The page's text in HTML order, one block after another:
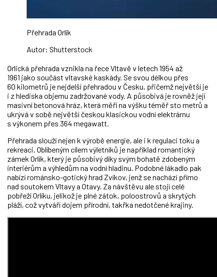
Přehrada Orlík
Autor: Shutterstock
Orlická přehrada vznikla na řece Vltavě v letech 1954 až
1961 jako součást vltavské kaskády. Se svou délkou přes
60 kilometrů je nejdelší přehradou v Česku, přičemž největší je
i z hlediska objemu zadržované vody. A působivá je rovněž její
masivní betonová hráz, která měří na výšku téměř sto metrů a
ukrývá v sobě největší českou klasickou vodní elektrárnu
s výkonem přes 364 megawatt.
Přehrada slouží nejen k výrobě energie, ale i k regulaci toku a
rekreaci. Oblíbeným cílem výletníků je například romantický
zámek Orlík, který je působivý díky svým bohatě zdobeným
interiérům a výhledům na vodní hladinu. Podobné lákadlo pak
nabízí románsko-gotický hrad Zvíkov, jenž se nachází přímo
nad soutokem Vltavy a Otavy. Za návštěvu ale stojí celé
pobřeží Orlíku, jelikož je plné zátok, poloostrovů a skrytých
pláží, což vytváří dojem přírodní, takřka nedotčené krajiny.